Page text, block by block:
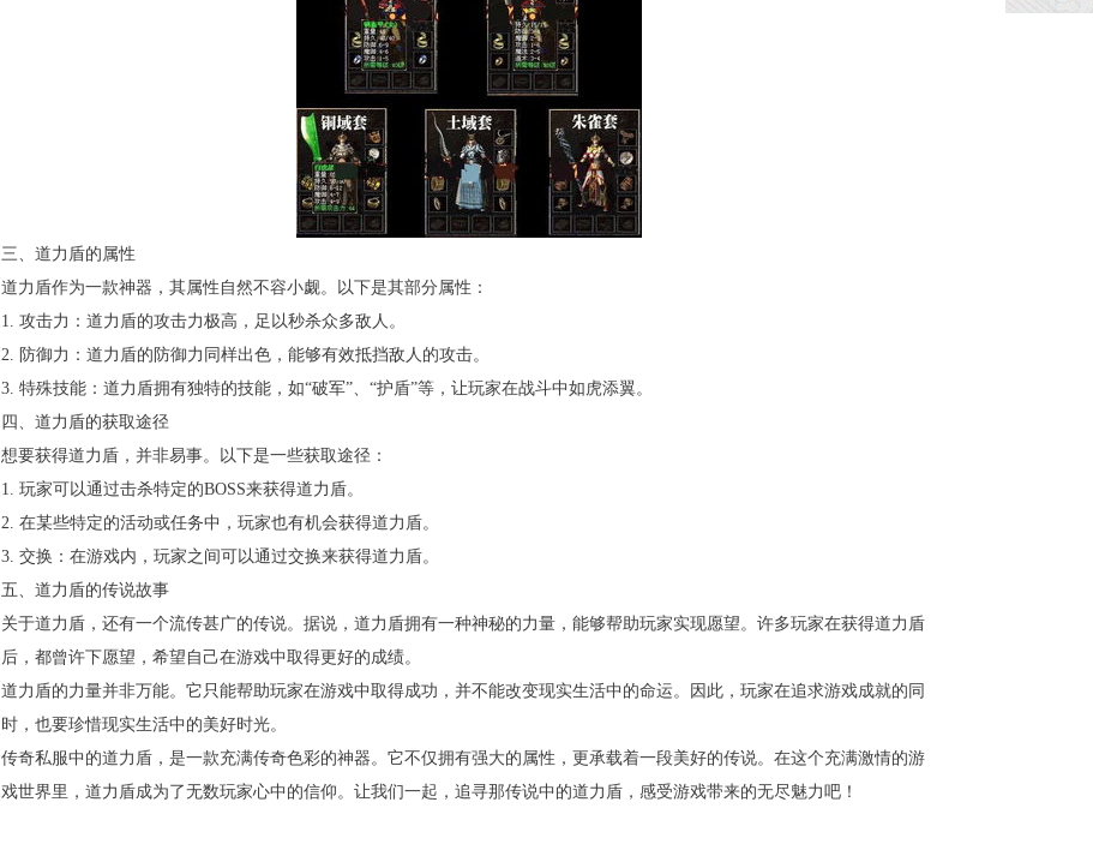
三、道力盾的属性
道力盾作为一款神器，其属性自然不容小觑。以下是其部分属性：
1. 攻击力：道力盾的攻击力极高，足以秒杀众多敌人。
2. 防御力：道力盾的防御力同样出色，能够有效抵挡敌人的攻击。
3. 特殊技能：道力盾拥有独特的技能，如“破军”、“护盾”等，让玩家在战斗中如虎添翼。
四、道力盾的获取途径
想要获得道力盾，并非易事。以下是一些获取途径：
1. 玩家可以通过击杀特定的BOSS来获得道力盾。
2. 在某些特定的活动或任务中，玩家也有机会获得道力盾。
3. 交换：在游戏内，玩家之间可以通过交换来获得道力盾。
五、道力盾的传说故事
关于道力盾，还有一个流传甚广的传说。据说，道力盾拥有一种神秘的力量，能够帮助玩家实现愿望。许多玩家在获得道力盾
后，都曾许下愿望，希望自己在游戏中取得更好的成绩。
道力盾的力量并非万能。它只能帮助玩家在游戏中取得成功，并不能改变现实生活中的命运。因此，玩家在追求游戏成就的同
时，也要珍惜现实生活中的美好时光。
传奇私服中的道力盾，是一款充满传奇色彩的神器。它不仅拥有强大的属性，更承载着一段美好的传说。在这个充满激情的游
戏世界里，道力盾成为了无数玩家心中的信仰。让我们一起，追寻那传说中的道力盾，感受游戏带来的无尽魅力吧！